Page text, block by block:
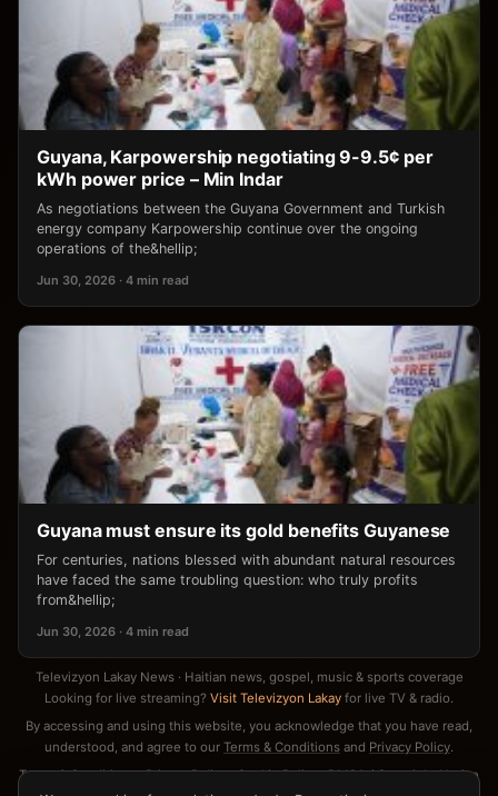
Guyana, Karpowership negotiating 9-9.5¢ per
kWh power price – Min Indar
As negotiations between the Guyana Government and Turkish
energy company Karpowership continue over the ongoing
operations of the&hellip;
Jun 30, 2026 · 4 min read
Guyana must ensure its gold benefits Guyanese
For centuries, nations blessed with abundant natural resources
have faced the same troubling question: who truly profits
from&hellip;
Jun 30, 2026 · 4 min read
Televizyon Lakay News · Haitian news, gospel, music & sports coverage
Looking for live streaming? Visit Televizyon Lakay for live TV & radio.
By accessing and using this website, you acknowledge that you have read,
understood, and agree to our Terms & Conditions and Privacy Policy.
Terms & Conditions·Privacy Policy·Cookie Policy·DMCA / Copyright Notice